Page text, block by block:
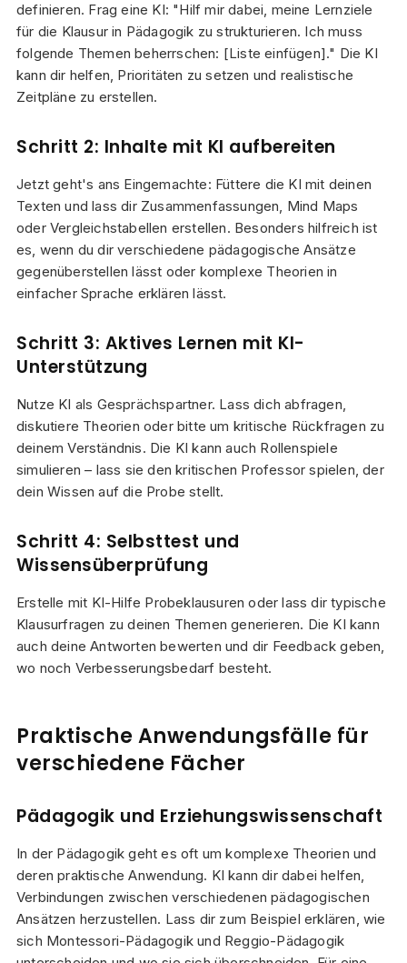
definieren. Frag eine KI: "Hilf mir dabei, meine Lernziele
für die Klausur in Pädagogik zu strukturieren. Ich muss
folgende Themen beherrschen: [Liste einfügen]." Die KI
kann dir helfen, Prioritäten zu setzen und realistische
Zeitpläne zu erstellen.
Schritt 2: Inhalte mit KI aufbereiten
Jetzt geht's ans Eingemachte: Füttere die KI mit deinen
Texten und lass dir Zusammenfassungen, Mind Maps
oder Vergleichstabellen erstellen. Besonders hilfreich ist
es, wenn du dir verschiedene pädagogische Ansätze
gegenüberstellen lässt oder komplexe Theorien in
einfacher Sprache erklären lässt.
Schritt 3: Aktives Lernen mit KI-
Unterstützung
Nutze KI als Gesprächspartner. Lass dich abfragen,
diskutiere Theorien oder bitte um kritische Rückfragen zu
deinem Verständnis. Die KI kann auch Rollenspiele
simulieren – lass sie den kritischen Professor spielen, der
dein Wissen auf die Probe stellt.
Schritt 4: Selbsttest und
Wissensüberprüfung
Erstelle mit KI-Hilfe Probeklausuren oder lass dir typische
Klausurfragen zu deinen Themen generieren. Die KI kann
auch deine Antworten bewerten und dir Feedback geben,
wo noch Verbesserungsbedarf besteht.
Praktische Anwendungsfälle für
verschiedene Fächer
Pädagogik und Erziehungswissenschaft
In der Pädagogik geht es oft um komplexe Theorien und
deren praktische Anwendung. KI kann dir dabei helfen,
Verbindungen zwischen verschiedenen pädagogischen
Ansätzen herzustellen. Lass dir zum Beispiel erklären, wie
sich Montessori-Pädagogik und Reggio-Pädagogik